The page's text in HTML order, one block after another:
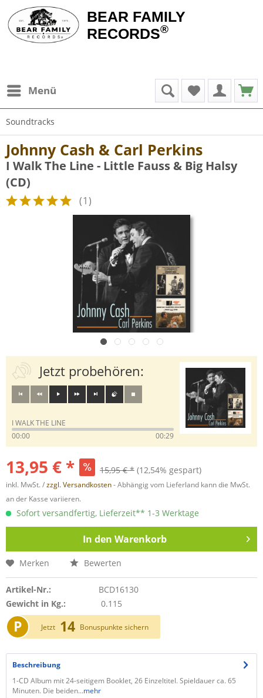
BEAR FAMILY
RECORDS®
Menü
Soundtracks
Johnny Cash & Carl Perkins
I Walk The Line - Little Fauss & Big Halsy
(CD)
(1)
Jetzt probehören:
I WALK THE LINE
00:00
00:29
13,95 € * 15,95 € * (12,54% gespart)
inkl. MwSt. /zzgl. Versandkosten- Abhängig vom Lieferland kann die MwSt.
an der Kasse variieren.
Sofort versandfertig, Lieferzeit** 1-3 Werktage
In den Warenkorb
Merken Bewerten
Artikel-Nr.:
BCD16130
Gewicht in Kg.:
0.115
P Jetzt 14 Bonuspunkte sichern
Beschreibung
1-CD Album mit 24-seitigem Booklet, 26 Einzeltitel. Spieldauer ca. 65
Minuten. Die beiden...mehr